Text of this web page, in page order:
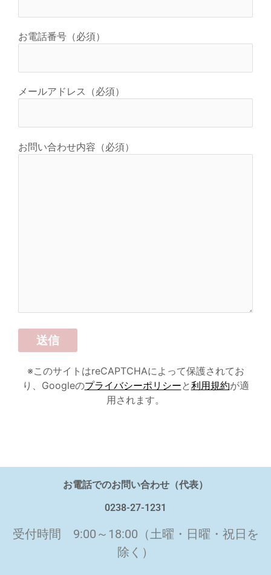
お電話番号（必須）
メールアドレス（必須）
お問い合わせ内容（必須）
※このサイトはreCAPTCHAによって保護されてお
り、Googleのプライバシーポリシー と利用規約が適
用されます。
お電話でのお問い合わせ（代表）
0238-27-1231
受付時間 9:00～18:00（土曜・日曜・祝日を
除く）